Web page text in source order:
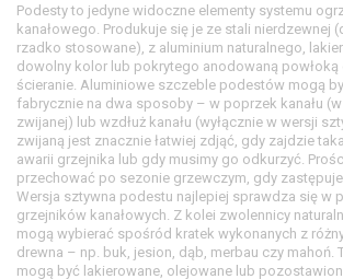
Podesty to jedyne widoczne elementy systemu
kanałowego. Produkuje się je ze stali nierdzewnej
rzadko stosowane), z aluminium naturalnego,
dowolny kolor lub pokrytego anodowaną powłoką
ścieranie. Aluminiowe szczeble podestów mogą
fabrycznie na dwa sposoby – w poprzek kanału
zwijanej) lub wzdłuż kanału (wyłącznie w wersji
zwijaną jest znacznie łatwiej zdjąć, gdy zajdzie
awarii grzejnika lub gdy musimy go odkurzyć.
przechować po sezonie grzewczym, gdy
Wersja sztywna podestu najlepiej sprawdza się w
grzejników kanałowych. Z kolei zwolennicy
mogą wybierać spośród kratek wykonanych z
drewna – np. buk, jesion, dąb, merbau czy mahoń.
mogą być lakierowane, olejowane lub